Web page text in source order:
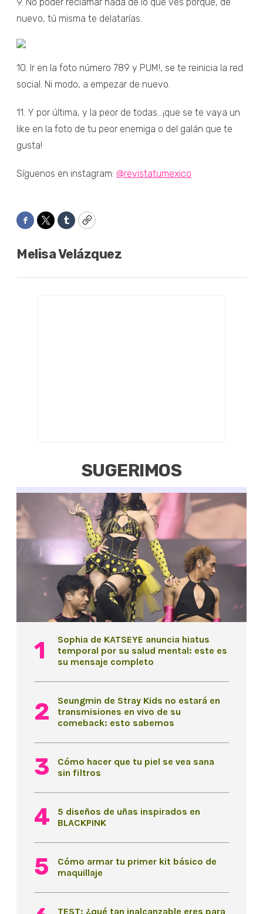
nuevo, tú misma te delatarías.
10. Ir en la foto número 789 y PUM!, se te reinicia la red
social. Ni modo, a empezar de nuevo.
11. Y por última, y la peor de todas...¡que se te vaya un
like en la foto de tu peor enemiga o del galán que te
gusta!
Síguenos en instagram: @revistatumexico
Facebook
TwitterTumblrCopy
Melisa Velázquez
SUGERIMOS
Sophia de KATSEYE anuncia hiatus
temporal por su salud mental: este es
su mensaje completo
Seungmin de Stray Kids no estará en
transmisiones en vivo de su
comeback: esto sabemos
Cómo hacer que tu piel se vea sana
sin filtros
5 diseños de uñas inspirados en
BLACKPINK
Cómo armar tu primer kit básico de
maquillaje
TEST: ¿qué tan inalcanzable eres para